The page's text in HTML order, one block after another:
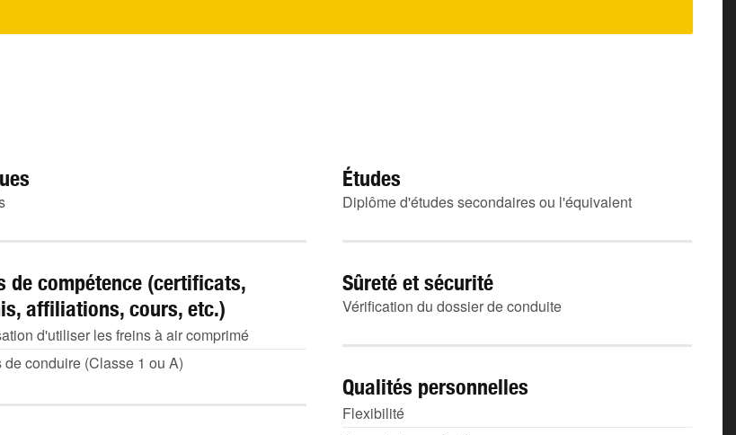
Études
Diplôme d'études secondaires ou l'équivalent
de compétence (certificats,
affiliations, cours, etc.)
d'utiliser les freins à air comprimé
de conduire (Classe 1 ou A)
Sûreté et sécurité
Vérification du dossier de conduite
Qualités personnelles
Flexibilité